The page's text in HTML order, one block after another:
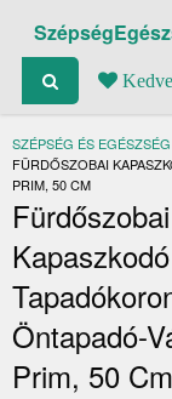
SZÉPSÉG ÉS EGÉSZSÉG
JELENLEGI:
FÜRDŐSZOBAI
PRIM, 50 CM
Fürdőszobai
Kapaszkodó
Öntapadó-
Prim, 50 Cm